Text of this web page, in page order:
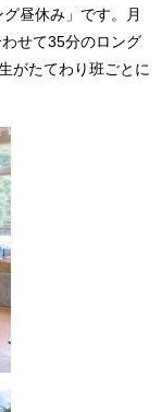
昼休み」です。月
せて35分のロング
がたてわり班ごとに